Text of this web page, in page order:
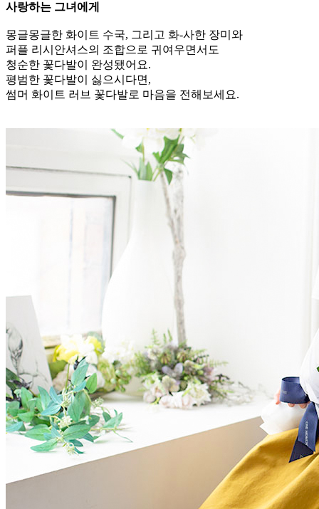
사랑하는 그녀에게
몽글몽글한 화이트 수국, 그리고 화-사한 장미와
퍼플 리시안셔스의 조합으로 귀여우면서도
청순한 꽃다발이 완성됐어요.
평범한 꽃다발이 싫으시다면,
썸머 화이트 러브 꽃다발로 마음을 전해보세요.